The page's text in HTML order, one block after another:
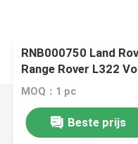
RNB000750 Land
Range Rover L322
MOQ：1 pc
Beste prijs